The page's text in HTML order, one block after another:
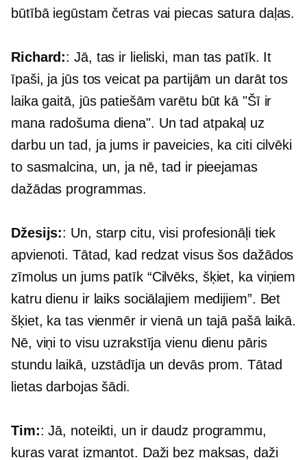
būtībā iegūstam četras vai piecas satura daļas.
Richard:: Jā, tas ir lieliski, man tas patīk. It
īpaši, ja jūs tos veicat pa partijām un darāt tos
laika gaitā, jūs patiešām varētu būt kā "Šī ir
mana radošuma diena". Un tad atpakaļ uz
darbu un tad, ja jums ir paveicies, ka citi cilvēki
to sasmalcina, un, ja nē, tad ir pieejamas
dažādas programmas.
Džesijs:: Un, starp citu, visi profesionāļi tiek
apvienoti. Tātad, kad redzat visus šos dažādos
zīmolus un jums patīk “Cilvēks, šķiet, ka viņiem
katru dienu ir laiks sociālajiem medijiem”. Bet
šķiet, ka tas vienmēr ir vienā un tajā pašā laikā.
Nē, viņi to visu uzrakstīja vienu dienu pāris
stundu laikā, uzstādīja un devās prom. Tātad
lietas darbojas šādi.
Tim:: Jā, noteikti, un ir daudz programmu,
kuras varat izmantot. Daži bez maksas, daži